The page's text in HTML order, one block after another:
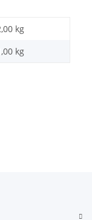
kg
kg